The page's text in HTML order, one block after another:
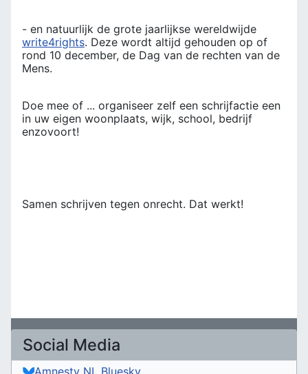
- en natuurlijk de grote jaarlijkse wereldwijde
write4rights. Deze wordt altijd gehouden op of
rond 10 december, de Dag van de rechten van de
Mens.
Doe mee of ... organiseer zelf een schrijfactie een
in uw eigen woonplaats, wijk, school, bedrijf
enzovoort!
Samen schrijven tegen onrecht. Dat werkt!
Social Media